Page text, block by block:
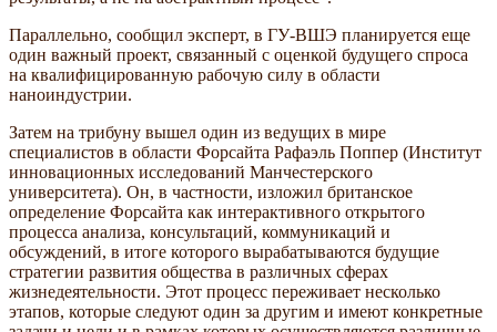
Параллельно, сообщил эксперт, в ГУ-ВШЭ планируется еще
один важный проект, связанный с оценкой будущего спроса
на квалифицированную рабочую силу в области
наноиндустрии.
Затем на трибуну вышел один из ведущих в мире
специалистов в области Форсайта Рафаэль Поппер (Институт
инновационных исследований Манчестерского
университета). Он, в частности, изложил британское
определение Форсайта как интерактивного открытого
процесса анализа, консультаций, коммуникаций и
обсуждений, в итоге которого вырабатываются будущие
стратегии развития общества в различных сферах
жизнедеятельности. Этот процесс переживает несколько
этапов, которые следуют один за другим и имеют конкретные